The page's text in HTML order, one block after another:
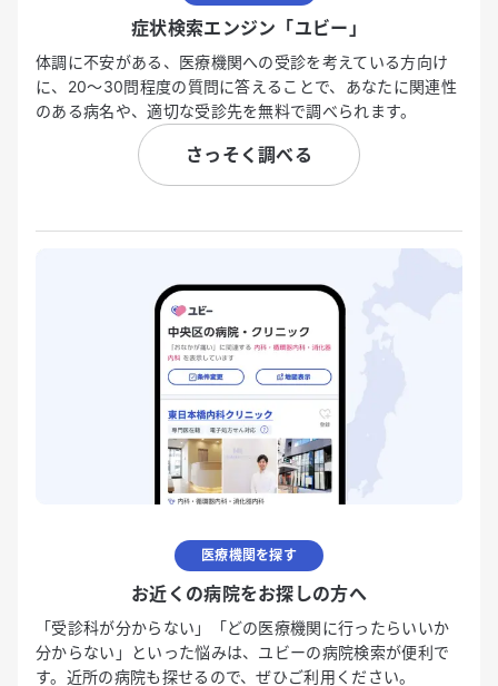
症状検索エンジン「ユビー」
体調に不安がある、医療機関への受診を考えている方向け
に、20〜30問程度の質問に答えることで、あなたに関連性
のある病名や、適切な受診先を無料で調べられます。
さっそく調べる
医療機関を探す
お近くの病院をお探しの方へ
「受診科が分からない」「どの医療機関に行ったらいいか
分からない」といった悩みは、ユビーの病院検索が便利で
す。近所の病院も探せるので、ぜひご利用ください。